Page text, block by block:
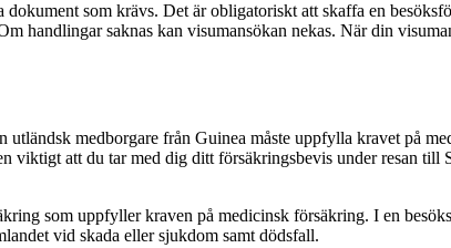
som krävs. Det är obligatoriskt att skaffa en
handlingar saknas kan visumansökan nekas. När din
medborgare från Guinea måste uppfylla kravet på
viktigt att du tar med dig ditt försäkringsbevis under resan
som uppfyller kraven på medicinsk försäkring. I en
vid skada eller sjukdom samt dödsfall.